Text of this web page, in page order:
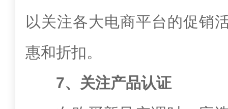
以关注各大电商平台的促销
惠和折扣。
7、关注产品认证